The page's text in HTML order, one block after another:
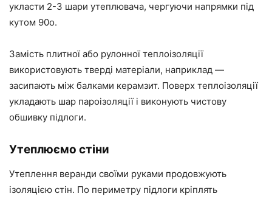
укласти 2-3 шари утеплювача, чергуючи напрямки під
кутом 90о.
Замість плитної або рулонної теплоізоляції
використовують тверді матеріали, наприклад —
засипають між балками керамзит. Поверх теплоізоляції
укладають шар пароізоляції і виконують чистову
обшивку підлоги.
Утеплюємо стіни
Утеплення веранди своїми руками продовжують
ізоляцією стін. По периметру підлоги кріплять